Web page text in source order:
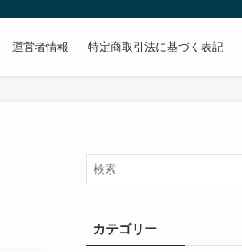
運営者情報 特定商取引法に基づく表記
カテゴリー